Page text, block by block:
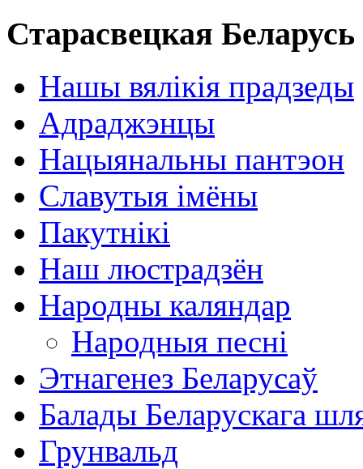
Старасвецкая Беларусь
Нашы вялікія прадзеды
Адраджэнцы
Нацыянальны пантэон
Славутыя імёны
Пакутнікі
Наш люстрадзён
Народны каляндар
Народныя песні
Этнагенез Беларусаў
Балады Беларускага
Грунвальд